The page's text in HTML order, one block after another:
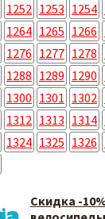
1252 1253 1254
1264 1265 1266
1276 1277 1278
1288 1289 1290
1300 1301 1302
1312 1313 1314
1324 1325 1326
Скидка -